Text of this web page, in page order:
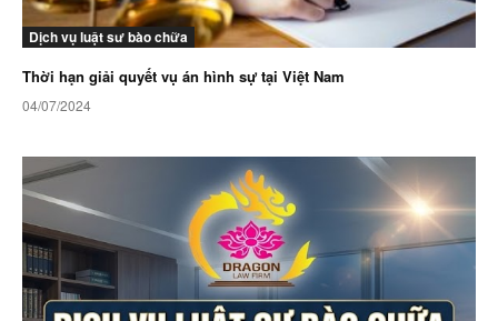
Dịch vụ luật sư bào chữa
Thời hạn giải quyết vụ án hình sự tại Việt Nam
04/07/2024